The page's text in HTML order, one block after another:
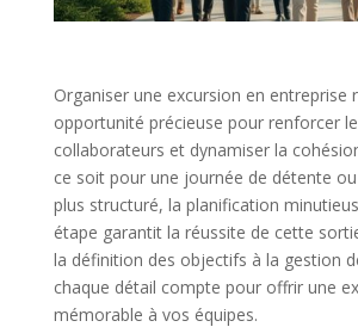
Organiser une excursion en entreprise
opportunité précieuse pour renforcer
collaborateurs et dynamiser la
ce soit pour une journée de détente
plus structuré, la planification
étape garantit la réussite de cette
la définition des objectifs à la gestion
chaque détail compte pour offrir une
mémorable à vos équipes.